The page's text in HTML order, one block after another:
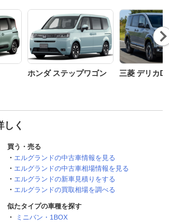
ホンダ ステップワゴン 三菱 デリカD:5
Nex
t
く
買う・売る
エルグランドの中古車情報を見る
エルグランドの中古車相場情報を見る
エルグランドの新車見積りをする
エルグランドの買取相場を調べる
似たタイプの車種を探す
ミニバン・1BOX